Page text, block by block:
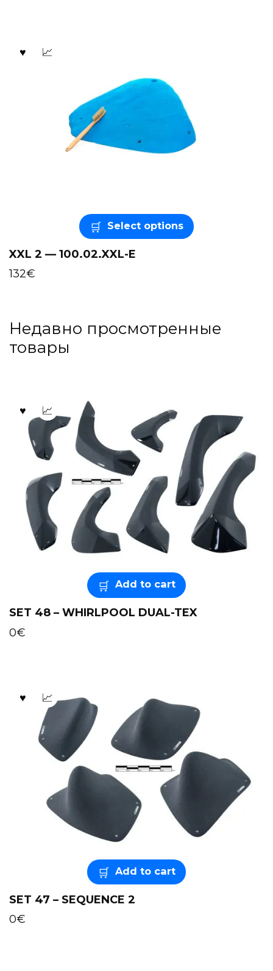
Select options
XXL 2 — 100.02.XXL-E
132€
Недавно просмотренные
товары
Add to cart
SET 48 – WHIRLPOOL DUAL-TEX
0€
Add to cart
SET 47 – SEQUENCE 2
0€